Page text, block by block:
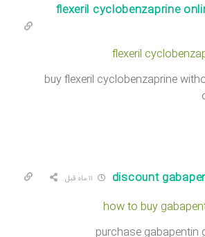
flexeril cyclobenzaprine
flexeril
buy flexeril cyclobenzaprine
discount
how to buy
purchase gabapentin